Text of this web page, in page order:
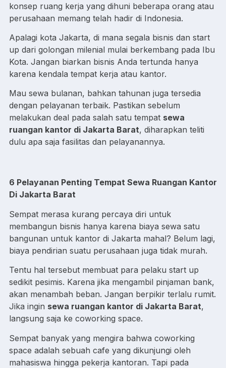
konsep ruang kerja yang dihuni beberapa orang atau
perusahaan memang telah hadir di Indonesia.
Apalagi kota Jakarta, di mana segala bisnis dan start
up dari golongan milenial mulai berkembang pada Ibu
Kota. Jangan biarkan bisnis Anda tertunda hanya
karena kendala tempat kerja atau kantor.
Mau sewa bulanan, bahkan tahunan juga tersedia
dengan pelayanan terbaik. Pastikan sebelum
melakukan deal pada salah satu tempat sewa
ruangan kantor di Jakarta Barat, diharapkan teliti
dulu apa saja fasilitas dan pelayanannya.
6 Pelayanan Penting Tempat Sewa Ruangan Kantor
Di Jakarta Barat
Sempat merasa kurang percaya diri untuk
membangun bisnis hanya karena biaya sewa satu
bangunan untuk kantor di Jakarta mahal? Belum lagi,
biaya pendirian suatu perusahaan juga tidak murah.
Tentu hal tersebut membuat para pelaku start up
sedikit pesimis. Karena jika mengambil pinjaman bank,
akan menambah beban. Jangan berpikir terlalu rumit.
Jika ingin sewa ruangan kantor di Jakarta Barat,
langsung saja ke coworking space.
Sempat banyak yang mengira bahwa coworking
space adalah sebuah cafe yang dikunjungi oleh
mahasiswa hingga pekerja kantoran. Tapi pada